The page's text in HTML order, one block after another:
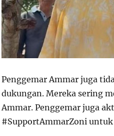
Penggemar Ammar juga
dukungan. Mereka sering
Ammar. Penggemar juga
#SupportAmmarZoni